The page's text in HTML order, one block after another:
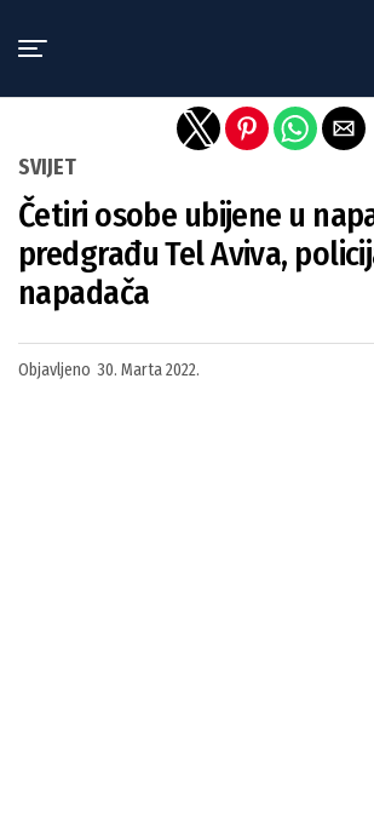
SVIJET
Četiri osobe ubijene u
predgrađu Tel Aviva,
napadača
Objavljeno 30. Marta 2022.